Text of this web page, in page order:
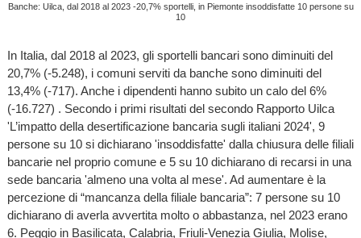
Banche: Uilca, dal 2018 al 2023 -20,7% sportelli, in Piemonte insoddisfatte 10 persone su
10
In Italia, dal 2018 al 2023, gli sportelli bancari sono diminuiti del
20,7% (-5.248), i comuni serviti da banche sono diminuiti del
13,4% (-717). Anche i dipendenti hanno subito un calo del 6%
(-16.727) . Secondo i primi risultati del secondo Rapporto Uilca
'L’impatto della desertificazione bancaria sugli italiani 2024', 9
persone su 10 si dichiarano 'insoddisfatte' dalla chiusura delle filiali
bancarie nel proprio comune e 5 su 10 dichiarano di recarsi in una
sede bancaria 'almeno una volta al mese'. Ad aumentare è la
percezione di “mancanza della filiale bancaria”: 7 persone su 10
dichiarano di averla avvertita molto o abbastanza, nel 2023 erano
6. Peggio in Basilicata, Calabria, Friuli-Venezia Giulia, Molise,